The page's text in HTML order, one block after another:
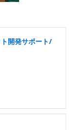
ト開発サポート/